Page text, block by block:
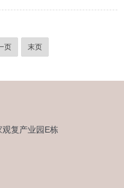
中，并确保不超过旋转瓶的容
数设置：根据实验要求，合理
页 末页
复产业园E栋